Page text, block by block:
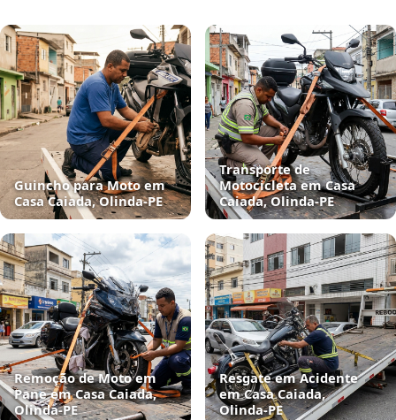
Guincho para Moto em
Casa Caiada, Olinda‑PE
Transporte de
Motocicleta em Casa
Caiada, Olinda‑PE
Remoção de Moto em
Pane em Casa Caiada,
Olinda‑PE
Resgate em Acidente
em Casa Caiada,
Olinda‑PE